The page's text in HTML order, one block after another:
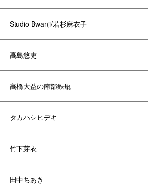
Studio Bwanji/若杉麻衣子
高島悠吏
高橋大益の南部鉄瓶
タカハシヒデキ
竹下芽衣
田中ちあき